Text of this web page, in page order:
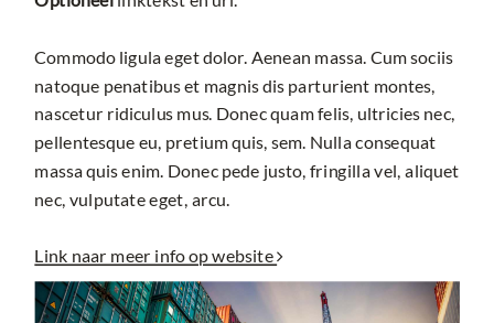
Commodo ligula eget dolor. Aenean massa. Cum sociis
natoque penatibus et magnis dis parturient montes,
nascetur ridiculus mus. Donec quam felis, ultricies nec,
pellentesque eu, pretium quis, sem. Nulla consequat
massa quis enim. Donec pede justo, fringilla vel, aliquet
nec, vulputate eget, arcu.
Link naar meer info op website